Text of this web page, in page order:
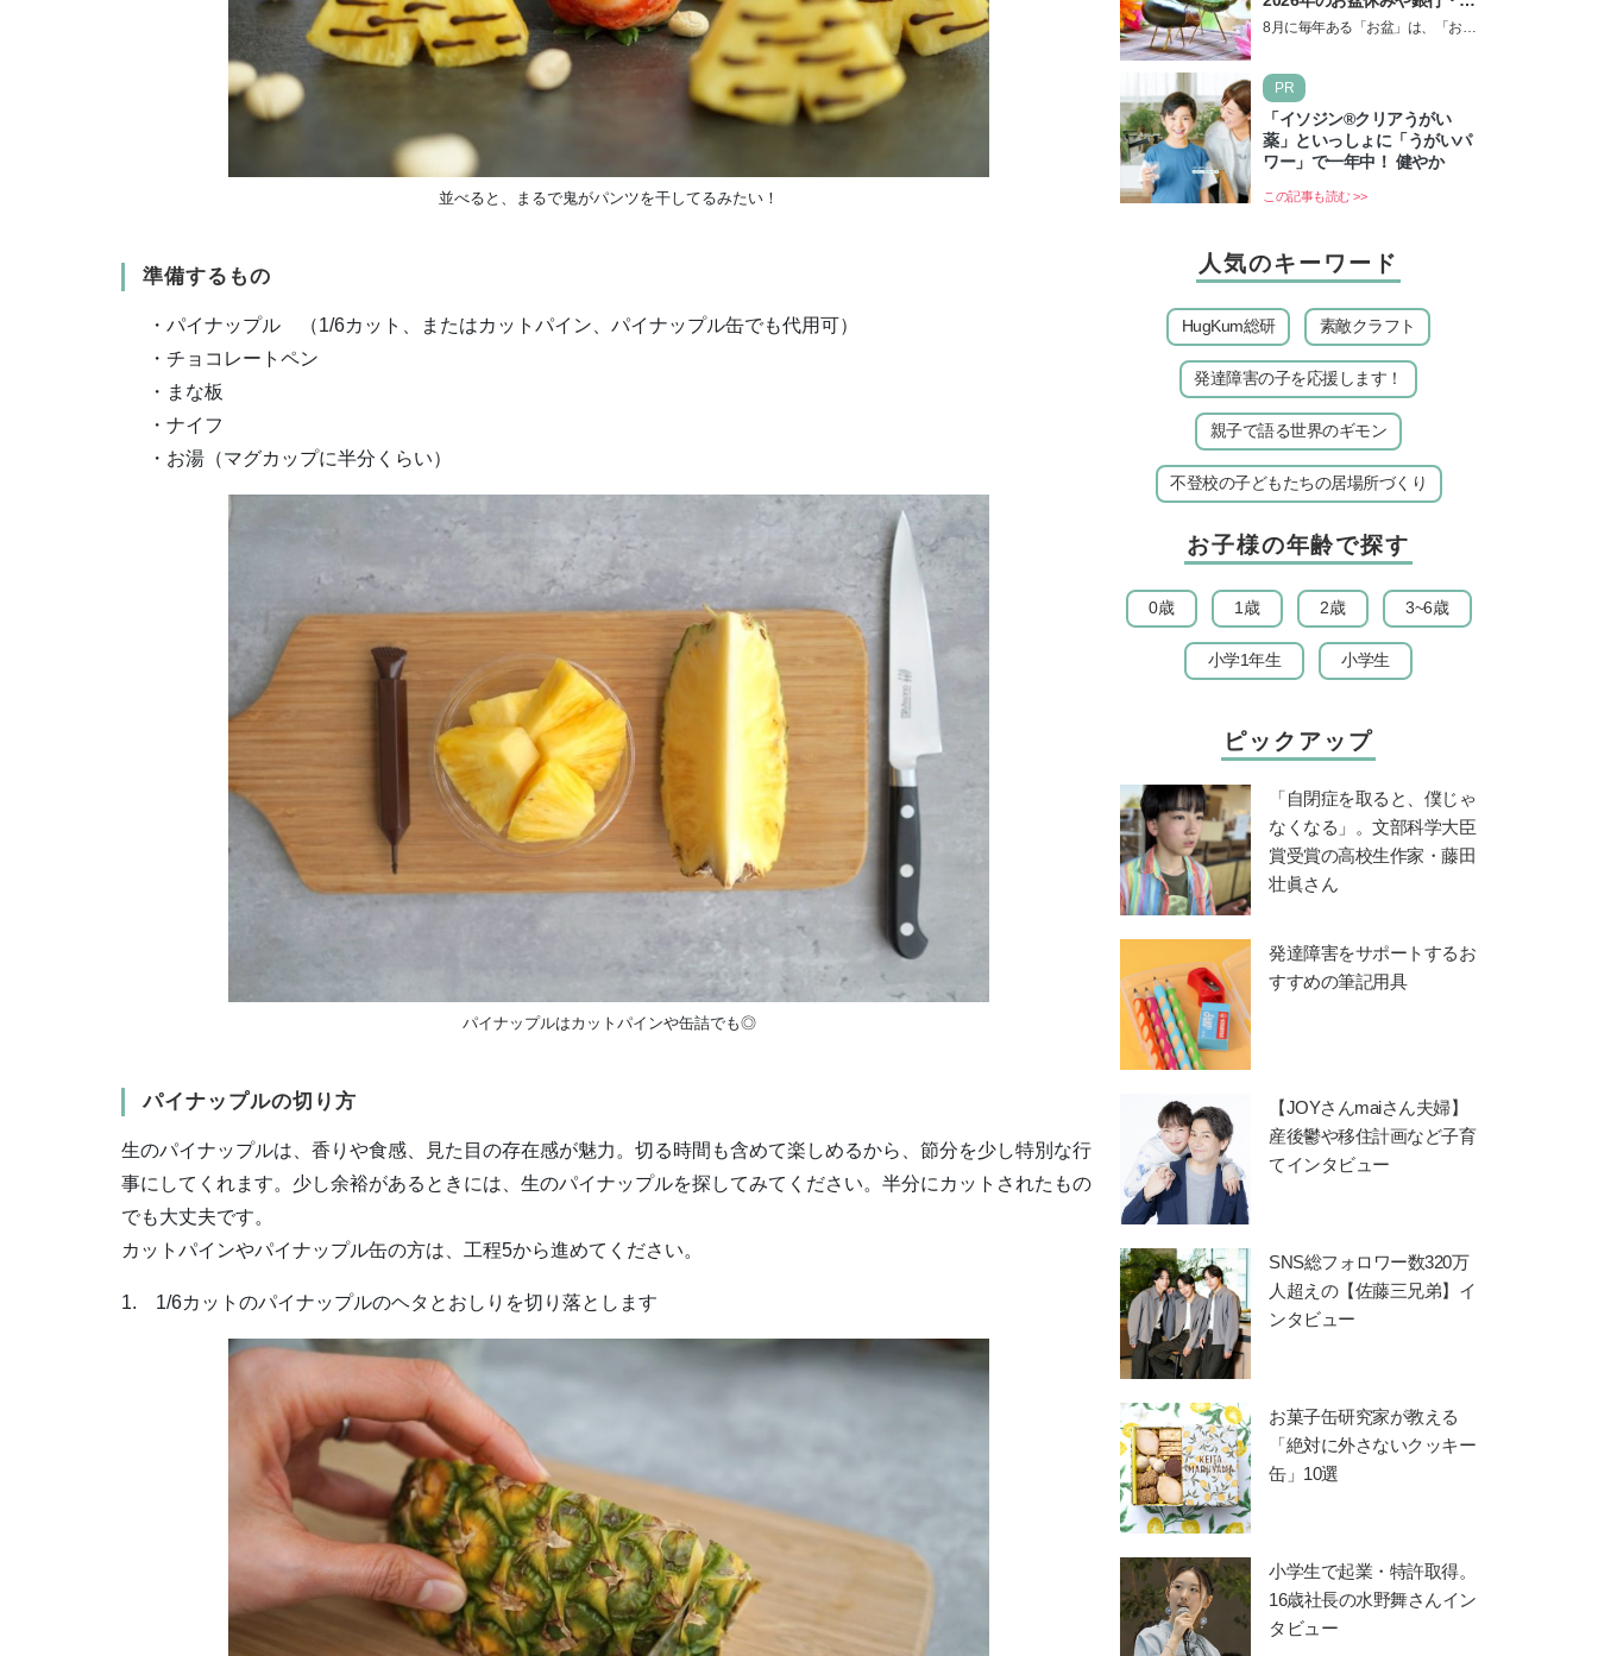
並べると、まるで鬼がパンツを干してるみたい！
準備するもの
・パイナップル （1/6カット、またはカットパイン、パイナップル缶でも代用可）
・チョコレートペン
・まな板
・ナイフ
・お湯（マグカップに半分くらい）
パイナップルはカットパインや缶詰でも◎
パイナップルの切り方
生のパイナップルは、香りや食感、見た目の存在感が魅力。切る時間も含めて楽しめるから、節分を少し特別な行
事にしてくれます。少し余裕があるときには、生のパイナップルを探してみてください。半分にカットされたもの
でも大丈夫です。
カットパインやパイナップル缶の方は、工程5から進めてください。
1. 1/6カットのパイナップルのヘタとおしりを切り落とします
所の営業や交通機関情報も紹
8月に毎年ある「お盆」は、「お盆
ずは2026年のお盆…
PR
「イソジン®クリアうがい
薬」といっしょに「うがいパ
ワー」で一年中！ 健やか
この記事も読む >>
人気のキーワード
HugKum総研 素敵クラフト
発達障害の子を応援します！
親子で語る世界のギモン
不登校の子どもたちの居場所づくり
お子様の年齢で探す
0歳 1歳 2歳 3~6歳
小学1年生 小学生
ピックアップ
「自閉症を取ると、僕じゃ
なくなる」。文部科学大臣
賞受賞の高校生作家・藤田
壮眞さん
発達障害をサポートするお
すすめの筆記用具
【JOYさんmaiさん夫婦】
産後鬱や移住計画など子育
てインタビュー
SNS総フォロワー数320万
人超えの【佐藤三兄弟】イ
ンタビュー
お菓子缶研究家が教える
「絶対に外さないクッキー
缶」10選
小学生で起業・特許取得。
16歳社長の水野舞さんイン
タビュー